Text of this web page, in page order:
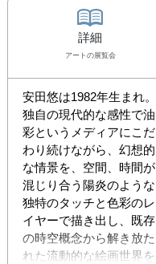
詳細
アート の展覧会
安田悠は1982年生まれ。
独自の現代的な感性で油
彩というメディアにこだ
わり続けながら、幻想的
な情景を、空間、時間が
混じり合う陽炎のような
独特のタッチと色彩のレ
イヤーで描き出し、既存
の時空概念から解き放た
れた流動的な絵画世界を